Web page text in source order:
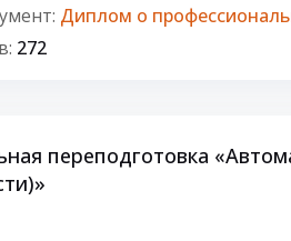
Диплом о
272
переподготовка